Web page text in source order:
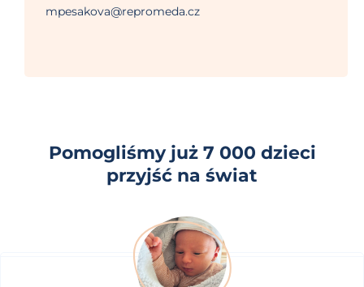
mpesakova@repromeda.cz
Pomogliśmy już 7 000 dzieci
przyjść na świat